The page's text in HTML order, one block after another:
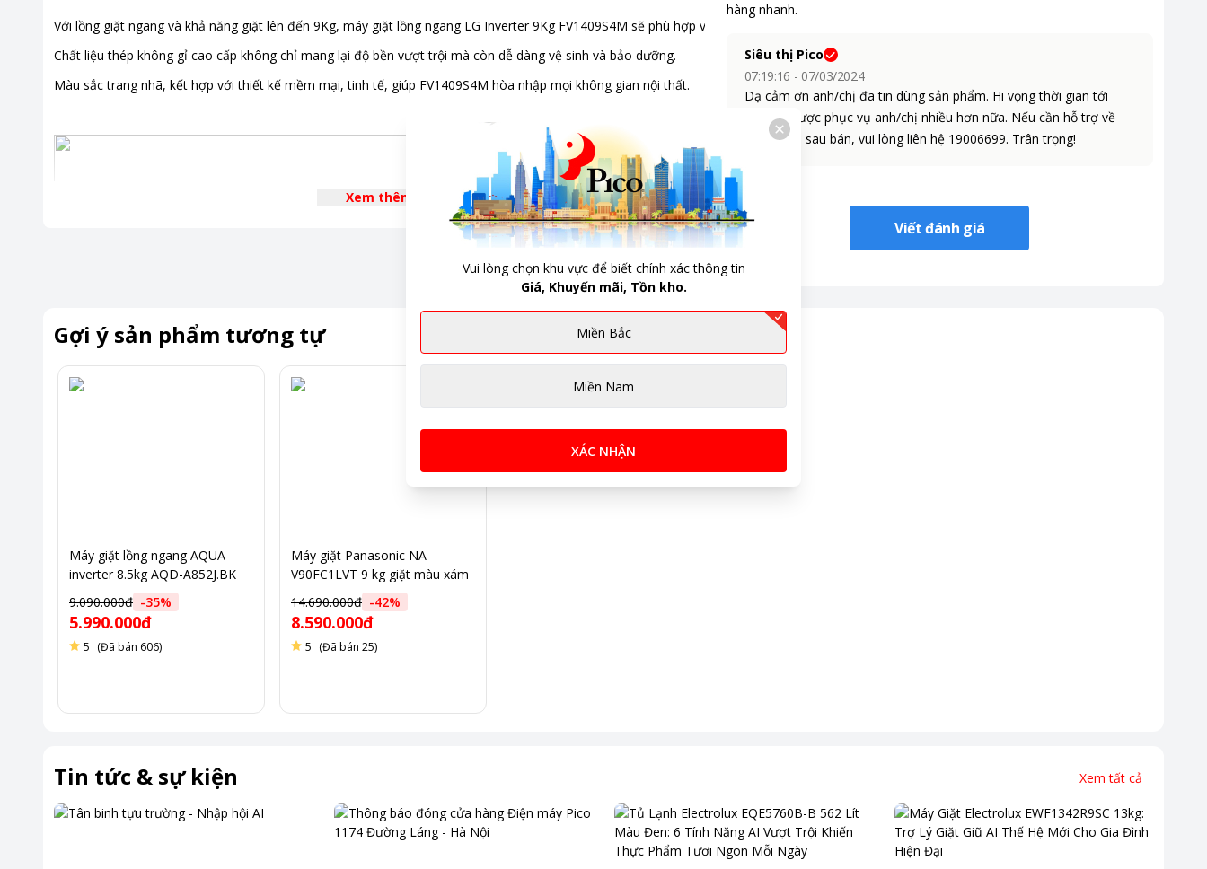
Giặt yên tĩnh
Đồ tinh xảo
Đồ hỗn hợp
Giặt hơi nước đồ trẻ em
Với lồng giặt ngang và khả năng giặt lên đến 9Kg, máy giặt lồng ngang LG Inverter 9Kg FV1409S4M sẽ phù hợp với nhu cầu đa dạng, từ quần áo.
Chất liệu thép không gỉ cao cấp không chỉ mang lại độ bền vượt trội mà còn dễ dàng vệ sinh và bảo dưỡng.
Màu sắc trang nhã, kết hợp với thiết kế mềm mại, tinh tế, giúp FV1409S4M hòa nhập mọi không gian nội thất.
Các chế độ giặt nổi bật như là: giặt nhanh cho những ngày bận rộn, giặt chuyên sâu cho quần áo bị bẩn cứng đầu, giặt nhẹ nhàng cho vải mỏng, nhạy cảm, và
Với FV1409S4M, việc lựa chọn chương trình giặt phù hợp trở nên dễ dàng, nhờ vào màn hình hiển thị trực quan và dễ sử dụng.
Xem thêm
hàng nhanh.
Siêu thị Pico
07:19:16 - 07/03/2024
Dạ cảm ơn anh/chị đã tin dùng sản phẩm. Hi vọng thời gian tới
Pico sẽ được phục vụ anh/chị nhiều hơn nữa. Nếu cần hỗ trợ về
sản phẩm sau bán, vui lòng liên hệ 19006699. Trân trọng!
Viết đánh giá
Gợi ý sản phẩm tương tự
Máy giặt lồng ngang AQUA
inverter 8.5kg AQD-A852J.BK
9.090.000đ -35%
5.990.000đ
5 (Đã bán 606)
Máy giặt Panasonic NA-
V90FC1LVT 9 kg giặt màu xám
14.690.000đ -42%
8.590.000đ
5 (Đã bán 25)
Tin tức & sự kiện Xem tất cả
Vui lòng chọn khu vực để biết chính xác thông tin
Giá, Khuyến mãi, Tồn kho.
Miền Bắc
Miền Nam
XÁC NHẬN